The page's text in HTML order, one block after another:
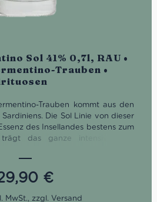
Sol 41% 0,7l, RAU •
Trauben •
Trauben kommt aus den
Die Sol Linie von dieser
des Insellandes bestens zum
das ganze intensive und
intensiven Aromen mit Anklängen
einem Hauch von Honig.
€